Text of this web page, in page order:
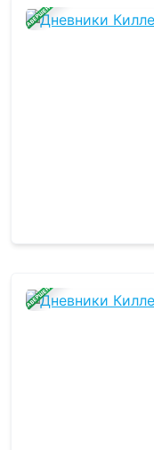
ЗАВЕРШЕНА
ЗАВЕРШЕНА